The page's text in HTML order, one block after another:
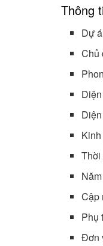
Thông
Dự
Chủ
Thời
Cập
Phụ
Đơn